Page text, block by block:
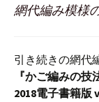
網代編み模様
引き続きの網代
『かご編みの技
2018電子書籍版